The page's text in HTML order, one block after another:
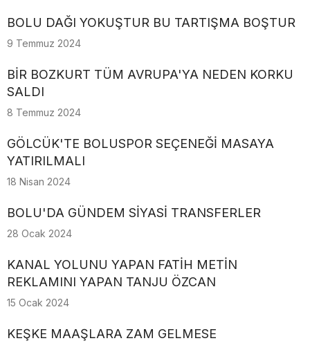
BOLU DAĞI YOKUŞTUR BU TARTIŞMA BOŞTUR
9 Temmuz 2024
BİR BOZKURT TÜM AVRUPA'YA NEDEN KORKU
SALDI
8 Temmuz 2024
GÖLCÜK'TE BOLUSPOR SEÇENEĞİ MASAYA
YATIRILMALI
18 Nisan 2024
BOLU'DA GÜNDEM SİYASİ TRANSFERLER
28 Ocak 2024
KANAL YOLUNU YAPAN FATİH METİN
REKLAMINI YAPAN TANJU ÖZCAN
15 Ocak 2024
KEŞKE MAAŞLARA ZAM GELMESE